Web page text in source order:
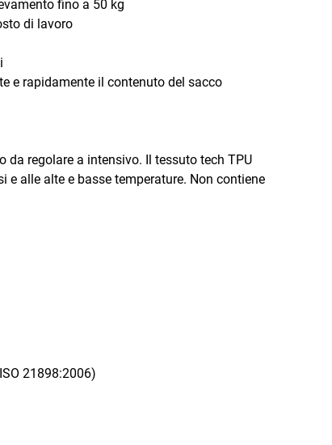
fino a 50 kg
di lavoro
e rapidamente il contenuto del sacco
da regolare a intensivo. Il tessuto tech TPU
e alle alte e basse temperature. Non contiene
21898:2006)